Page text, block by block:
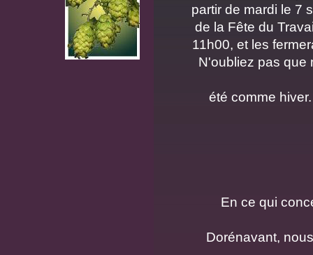
partir de mardi le 7
de la Fête du
11h00, et les
N'oubliez pas que
été comme
En ce qui
Dorénavant,